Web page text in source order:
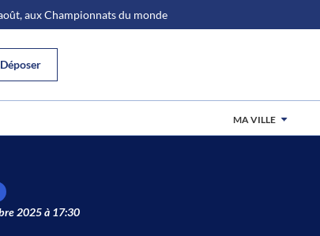
aux Championnats du monde
Déposer
MA VILLE
2025 à 17:30